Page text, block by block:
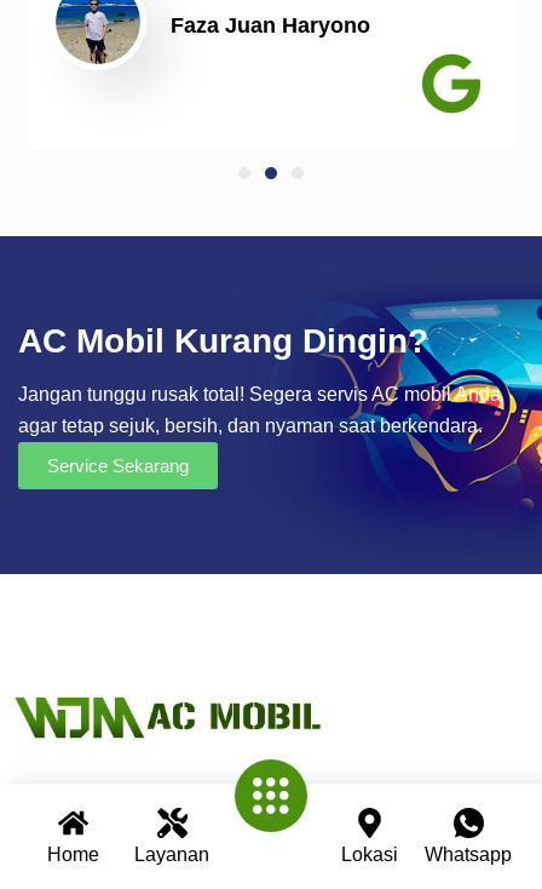
Home Layanan Lokasi Whatsapp
Faza Juan Haryono
AC Mobil Kurang Dingin?
Jangan tunggu rusak total! Segera servis AC mobil Anda
agar tetap sejuk, bersih, dan nyaman saat berkendara.
Service Sekarang
Wijaya AC Mobil adalah bengkel spesialis AC mobil yang
telah berpengalaman lebih dari 30 tahun. Kami berkomitmen